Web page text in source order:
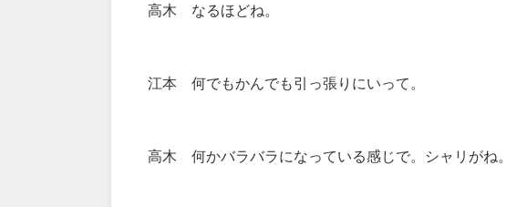
高木 なるほどね。
江本 何でもかんでも引っ張りにいって。
高木 何かバラバラになっている感じで。シャリがね。